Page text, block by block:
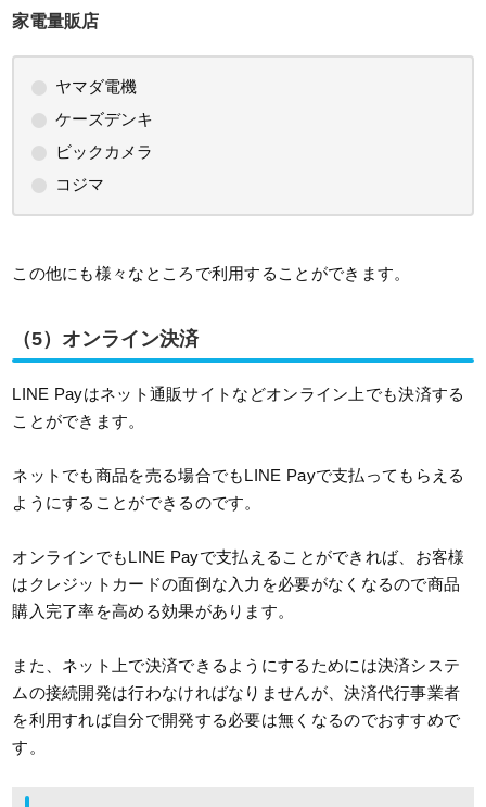
家電量販店
ヤマダ電機
ケーズデンキ
ビックカメラ
コジマ
この他にも様々なところで利用することができます。
（5）オンライン決済
LINE Payはネット通販サイトなどオンライン上でも決済する
ことができます。
ネットでも商品を売る場合でもLINE Payで支払ってもらえる
ようにすることができるのです。
オンラインでもLINE Payで支払えることができれば、お客様
はクレジットカードの面倒な入力を必要がなくなるので商品
購入完了率を高める効果があります。
また、ネット上で決済できるようにするためには決済システ
ムの接続開発は行わなければなりませんが、決済代行事業者
を利用すれば自分で開発する必要は無くなるのでおすすめで
す。